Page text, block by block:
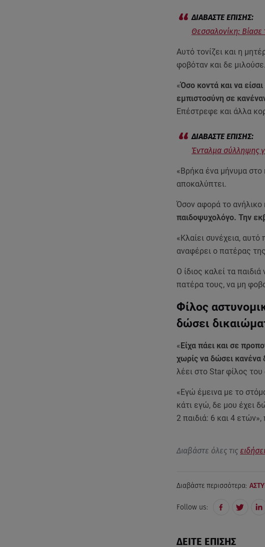
Θεσσαλονίκη: Βίασε
Αυτό τονίζει και η
φοβόταν και δε μιλούσε.
«Όσο κοντά και να
εμπιστοσύνη σε
Επέστρεφε και άλλα
Ένταλμα σύλληψης
«Βρήκα ένα μήνυμα στο
αποκαλύπτει.
Όσον αφορά το ανήλικο
παιδοψυχολόγο. Την
«Κλαίει συνέχεια,
αναφέρει ο πατέρας
Ο ίδιος καλεί τα
πατέρα τους, να μη
Φίλος
δώσει
«Είχα πάει και σε
χωρίς να δώσει κανένα
λέει στο Star φίλος του
«Εγώ έμεινα με το
κάτι εγώ, δε μου έχει
2 παιδιά: 6 και 4
Διαβάστε όλες τις
Διαβάστε περισσότερα:
Follow us:
ΔΕΙΤΕ ΕΠΙΣΗΣ